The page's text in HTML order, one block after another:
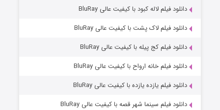
دانلود فیلم لاله کبود با کیفیت عالی BluRay
دانلود فیلم لاک پشت با کیفیت عالی BluRay
دانلود فیلم کج‌ پیله با کیفیت عالی BluRay
دانلود فیلم خانه ارواح با کیفیت عالی BluRay
دانلود فیلم یازده یازده با کیفیت عالی BluRay
دانلود فیلم سینما شهر قصه با کیفیت عالی BluRay